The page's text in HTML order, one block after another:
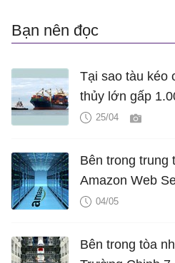
Bạn nên đọc
Tại sao tàu kéo
thủy lớn gấp
25/04
Bên trong trung
Amazon Web
04/05
Bên trong tòa